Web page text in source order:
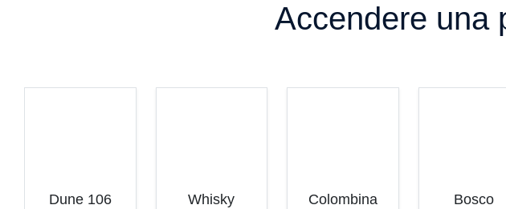
Accendere una
Dune 106
Whisky
Colombina
Bosco